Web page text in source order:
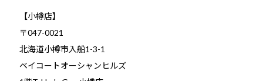
【小樽店】
〒047-0021
北海道小樽市入船1-3-1
ベイコートオーシャンヒルズ